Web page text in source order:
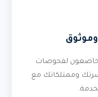
وخاضعون لفحوصات
وممتلكاتك مع